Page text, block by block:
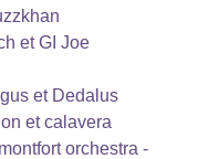
et GI Joe
et Dedalus
et calavera
orchestra -